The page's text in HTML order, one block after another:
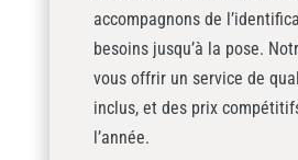
accompagnons de
besoins jusqu’à la pose.
vous offrir un service de
inclus, et des prix
l’année.